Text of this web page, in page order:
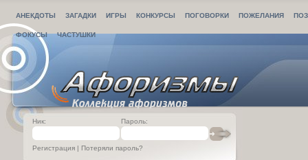
АНЕКДОТЫ ЗАГАДКИ ИГРЫ КОНКУРСЫ ПОГОВОРКИ ПОЖЕЛАНИЯ
ФОКУСЫ ЧАСТУШКИ
Ник: Пароль:
Регистрация | Потеряли пароль?